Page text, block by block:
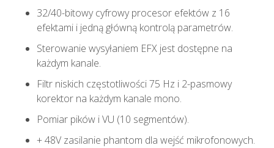
32/40-bitowy cyfrowy procesor efektów z 16
efektami i jedną główną kontrolą parametrów.
Sterowanie wysyłaniem EFX jest dostępne na
każdym kanale.
Filtr niskich częstotliwości 75 Hz i 2-pasmowy
korektor na każdym kanale mono.
Pomiar pików i VU (10 segmentów).
+ 48V zasilanie phantom dla wejść mikrofonowych.